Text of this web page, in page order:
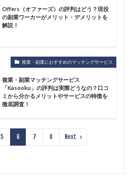
Offers（オファーズ）の評判はどう？現役
の副業ワーカーがメリット・デメリットを
解説！
複業・副業におすすめのマッチングサービス
複業・副業マッチングサービス
「Kasooku」の評判は実際どうなの？口コ
ミから分かるメリットやサービスの特徴を
徹底調査！
5 6 7 8 Next